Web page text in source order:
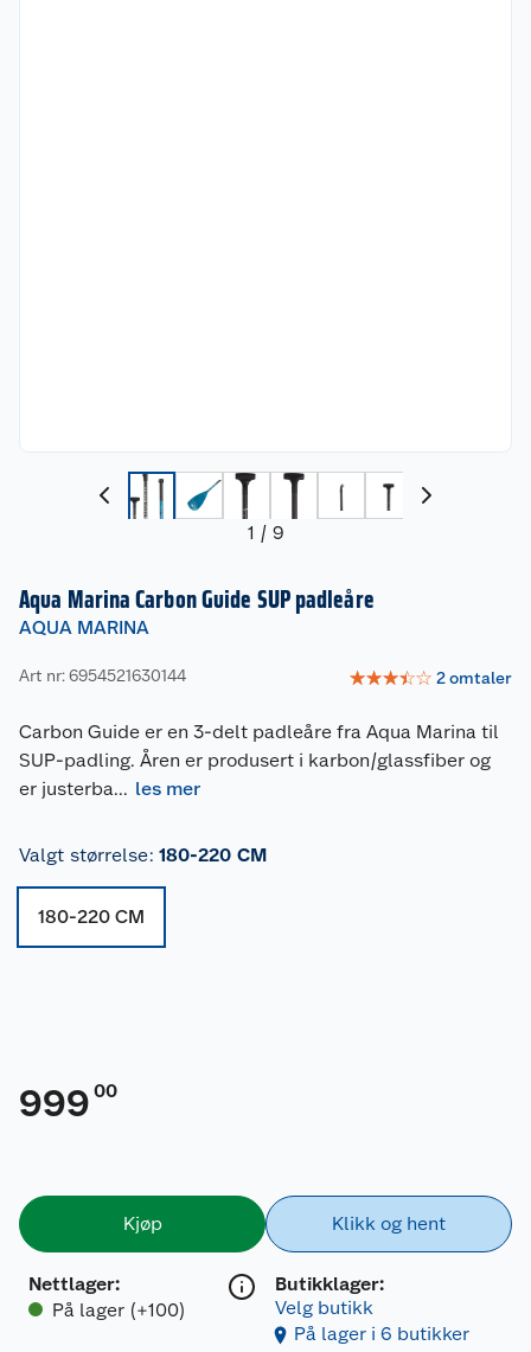
1 / 9
Aqua Marina Carbon Guide SUP padleåre
AQUA MARINA
Art nr: 6954521630144 ☆☆☆☆☆ 2omtaler
Carbon Guide er en 3-delt padleåre fra Aqua Marina til
SUP-padling. Åren er produsert i karbon/glassfiber og
er justerba... les mer
Valgt størrelse: 180-220 CM
180-220 CM
999 00
Kjøp
Nettlager:
På lager (+100)
Klikk og hent
Butikklager:
Velg butikk
På lager i 6 butikker